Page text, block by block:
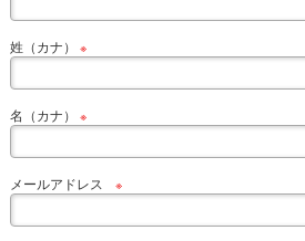
姓（カナ） ※
名（カナ） ※
メールアドレス ※